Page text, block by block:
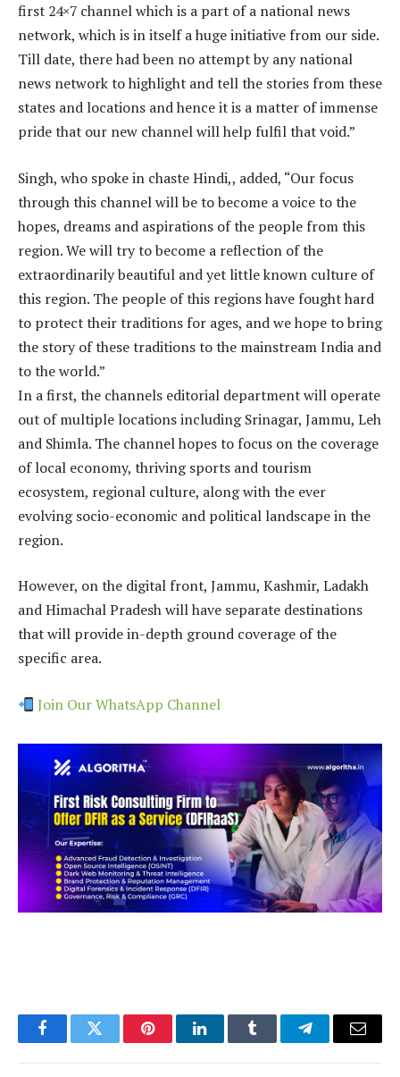
first 24×7 channel which is a part of a national news
network, which is in itself a huge initiative from our side.
Till date, there had been no attempt by any national
news network to highlight and tell the stories from these
states and locations and hence it is a matter of immense
pride that our new channel will help fulfil that void.”
Singh, who spoke in chaste Hindi,, added, “Our focus
through this channel will be to become a voice to the
hopes, dreams and aspirations of the people from this
region. We will try to become a reflection of the
extraordinarily beautiful and yet little known culture of
this region. The people of this regions have fought hard
to protect their traditions for ages, and we hope to bring
the story of these traditions to the mainstream India and
to the world.”
In a first, the channels editorial department will operate
out of multiple locations including Srinagar, Jammu, Leh
and Shimla. The channel hopes to focus on the coverage
of local economy, thriving sports and tourism
ecosystem, regional culture, along with the ever
evolving socio-economic and political landscape in the
region.
However, on the digital front, Jammu, Kashmir, Ladakh
and Himachal Pradesh will have separate destinations
that will provide in-depth ground coverage of the
specific area.
Join Our WhatsApp Channel
FacebookTwitter PinterestLinkedInTumblr TelegramEmail